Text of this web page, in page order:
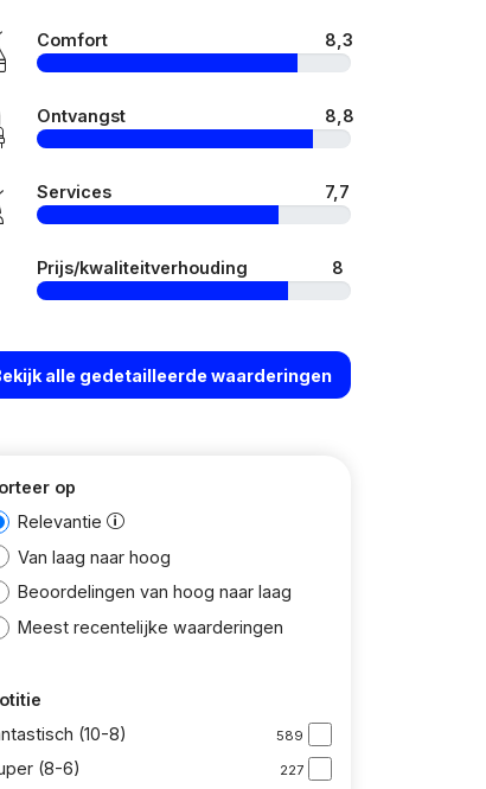
Comfort 8,3
Ontvangst 8,8
Services 7,7
Prijs/kwaliteitverhouding 8
alle gedetailleerde waarderingen
op
Relevantie
Van laag naar hoog
Beoordelingen van hoog naar laag
Meest recentelijke waarderingen
(10-8)
589
(8-6) 227